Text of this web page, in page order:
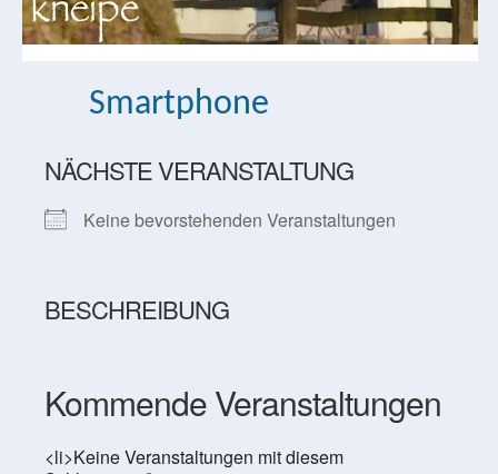
Smartphone
NÄCHSTE VERANSTALTUNG
Keine bevorstehenden Veranstaltungen
BESCHREIBUNG
Kommende Veranstaltungen
<li>Keine Veranstaltungen mit diesem